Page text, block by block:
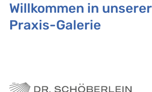
Willkommen in unserer
Praxis-Galerie